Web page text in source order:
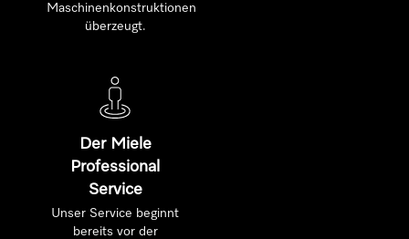
Maschinenkonstruktionen
überzeugt.
Der Miele
Professional
Service
Unser Service beginnt
bereits vor der